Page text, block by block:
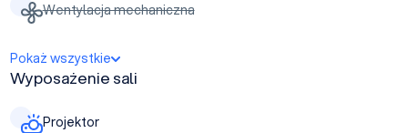
Wentylacja mechaniczna
Pokaż wszystkie
Wyposażenie sali
Projektor